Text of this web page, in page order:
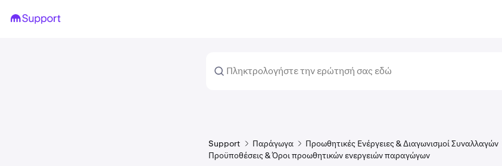
Support Παράγωγα
Προωθητικές Ενέργειες & Διαγωνισμοί Συναλλαγών
Προϋποθέσεις & Όροι προωθητικών ενεργειών παραγώγων